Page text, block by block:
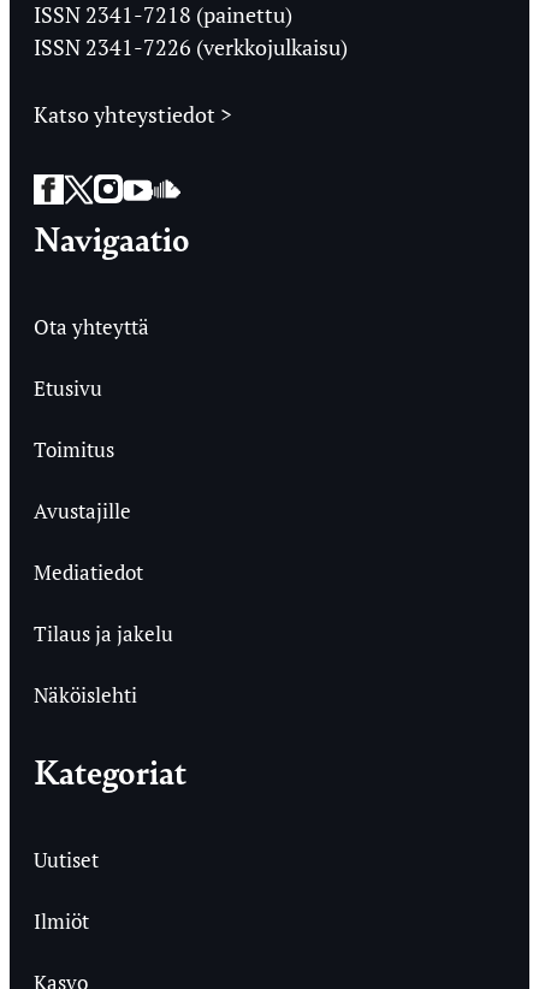
ISSN 2341-7218 (painettu)
ISSN 2341-7226 (verkkojulkaisu)
Katso yhteystiedot >
Facebook
Twitter
Instagram
YouTube
SoundCloud
Navigaatio
Ota yhteyttä
Etusivu
Toimitus
Avustajille
Mediatiedot
Tilaus ja jakelu
Näköislehti
Kategoriat
Uutiset
Ilmiöt
Kasvo